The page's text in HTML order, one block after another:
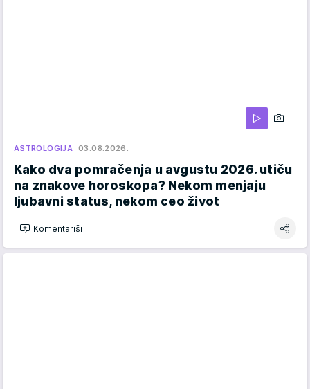
ASTROLOGIJA 03.08.2026.
Kako dva pomračenja u avgustu 2026. utiču
na znakove horoskopa? Nekom menjaju
ljubavni status, nekom ceo život
Komentariši